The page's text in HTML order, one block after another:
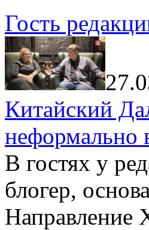
Гость
Китайский
неформально
В гостях у
блогер,
Направление